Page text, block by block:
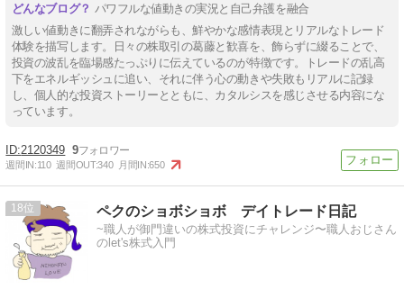
パワフルな値動きの実況と自己弁護を融合
激しい値動きに翻弄されながらも、鮮やかな感情表現とリアルなトレード
体験を描写します。日々の株取引の葛藤と歓喜を、飾らずに綴ることで、
投資の波乱を臨場感たっぷりに伝えているのが特徴です。トレードの乱高
下をエネルギッシュに追い、それに伴う心の動きや失敗もリアルに記録
し、個人的な投資ストーリーとともに、カタルシスを感じさせる内容にな
っています。
2120349 9
週間IN:110 週間OUT:340 月間IN:650
18 ペクのショボショボ デイトレード日記
~職人が御門違いの株式投資にチャレンジ〜職人おじさん
のlet's株式入門